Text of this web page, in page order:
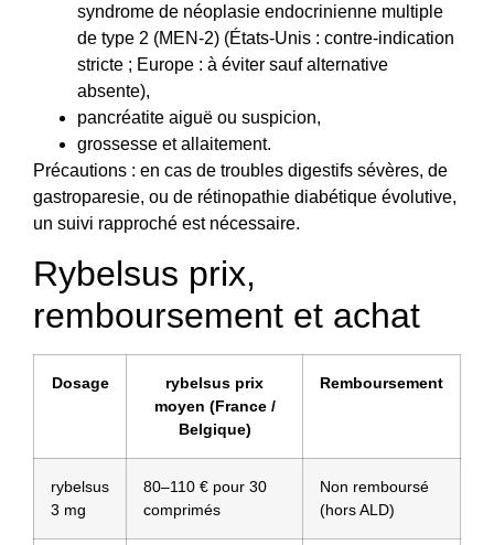
syndrome de néoplasie endocrinienne multiple
de type 2 (MEN-2) (États-Unis : contre-indication
stricte ; Europe : à éviter sauf alternative
absente),
pancréatite aiguë ou suspicion,
grossesse et allaitement.
Précautions : en cas de troubles digestifs sévères, de
gastroparesie, ou de rétinopathie diabétique évolutive,
un suivi rapproché est nécessaire.
Rybelsus prix,
remboursement et achat
Dosage
rybelsus prix
moyen (France /
Belgique)
Remboursement
rybelsus
3 mg
80–110 € pour 30
comprimés
Non remboursé
(hors ALD)